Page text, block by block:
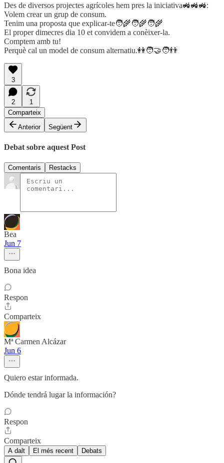
Des de diversos projectes agrícoles hem pres la iniciativa🚜🚜🚜:
Volem crear un grup de consum.
Tenim una proposta que explicar-te🧑‍🌾🧑‍🌾🧑‍🌾
El proper dimecres dia 10 et convidem a conèixer-la.
Comptem amb tu!
Perquè cal un model de consum alternatiu.👭🧑‍🤝‍🧑👬
3
2
1
Comparteix
Anterior
Següent
Debat sobre aquest Post
Comentaris Restacks
Bea
Jun 7
Bona idea
Respon
Comparteix
Mª Carmen Alcázar
Jun 6
Quiero estar informada.
Dónde tendrá lugar la información?
Respon
Comparteix
A dalt El més recent Debats